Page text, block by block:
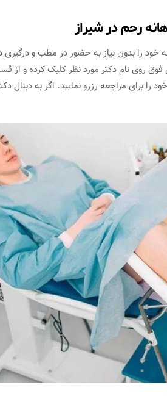
رحم در شیراز
را بدون نیاز به حضور در مطب و درگیری
روی نام دکتر مورد نظر کلیک کرده و از
برای مراجعه رزرو نمایید. اگر به دبنال